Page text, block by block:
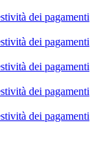
dei pagamenti
dei pagamenti
dei pagamenti
dei pagamenti
dei pagamenti